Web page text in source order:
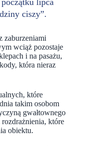
lipca
ciszy”.
zaburzeniami
wciąż pozostaje
i na pasażu,
która nieraz
które
takim osobom
gwałtownego
które
obiektu.